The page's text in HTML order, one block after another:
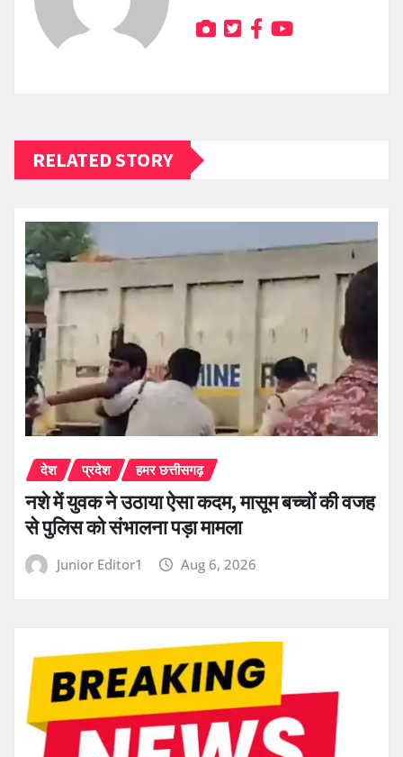
RELATED STORY
देश प्रदेश हमर छत्तीसगढ़
नशे में युवक ने उठाया ऐसा कदम, मासूम बच्चों की वजह
से पुलिस को संभालना पड़ा मामला
Junior Editor1 Aug 6, 2026